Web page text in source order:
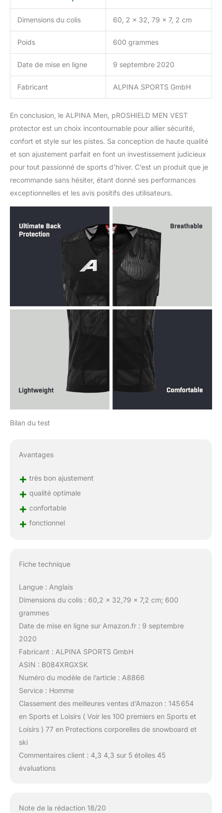
Dimensions du colis 60, 2 x 32, 79 x 7, 2 cm
Poids 600 grammes
Date de mise en ligne 9 septembre 2020
Fabricant ALPINA SPORTS GmbH
En conclusion, le ALPINA Men, pROSHIELD MEN VEST
protector est un choix incontournable pour allier sécurité,
confort et style sur les pistes. Sa conception de haute qualité
et son ajustement parfait en font un investissement judicieux
pour tout passionné de sports d’hiver. C’est un produit que je
recommande sans hésiter, étant donné ses performances
exceptionnelles et les avis positifs des utilisateurs.
Bilan du test
Avantages
+ très bon ajustement
+ qualité optimale
+ confortable
+ fonctionnel
Fiche technique
Langue : Anglais
Dimensions du colis : 60,2 x 32,79 x 7,2 cm; 600
grammes
Date de mise en ligne sur Amazon.fr : 9 septembre
2020
Fabricant : ALPINA SPORTS GmbH
ASIN : B084XRGXSK
Numéro du modèle de l’article : A8866
Service : Homme
Classement des meilleures ventes d’Amazon : 145 654
en Sports et Loisirs ( Voir les 100 premiers en Sports et
Loisirs ) 77 en Protections corporelles de snowboard et
ski
Commentaires client : 4,3 4,3 sur 5 étoiles 45
évaluations
Note de la rédaction 18/20